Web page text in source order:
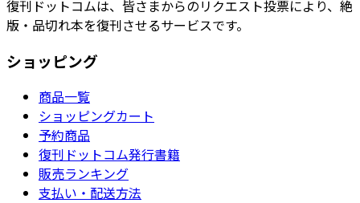
復刊ドットコムは、皆さまからのリクエスト投票により、絶
版・品切れ本を復刊させるサービスです。
ショッピング
商品一覧
ショッピングカート
予約商品
復刊ドットコム発行書籍
販売ランキング
支払い・配送方法